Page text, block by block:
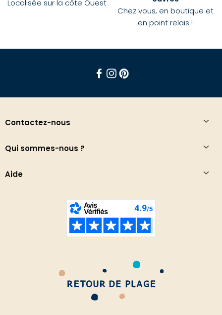
Localisée sur la côte Ouest
Chez vous, en boutique et
en point relais !
Contactez-nous
Qui sommes-nous ?
Aide